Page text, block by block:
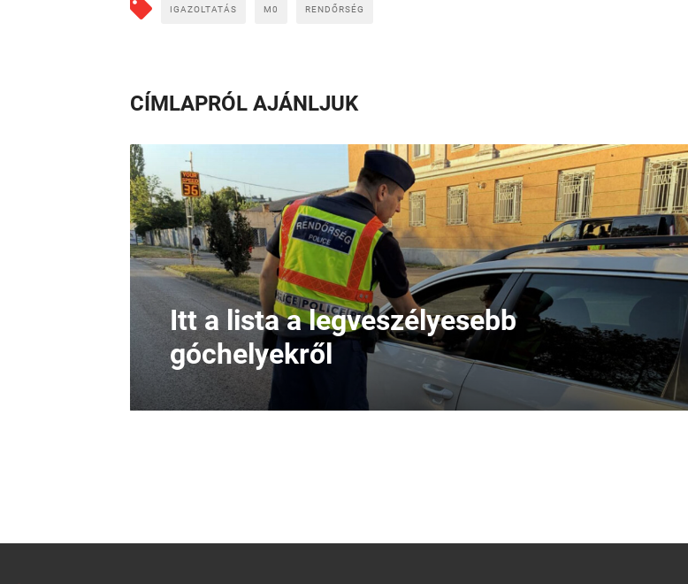
IGAZOLTATÁS M0 RENDŐRSÉG
CÍMLAPRÓL AJÁNLJUK
Itt a lista a legveszélyesebb
góchelyekről